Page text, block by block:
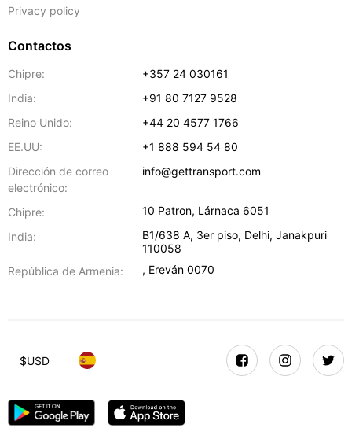
Privacy policy
Contactos
Chipre:
+357 24 030161
India:
+91 80 7127 9528
Reino Unido:
+44 20 4577 1766
EE.UU:
+1 888 594 54 80
Dirección de correo
electrónico:
info@gettransport.com
Chipre: 10 Patron, Lárnaca 6051
India:
B1/638 A, 3er piso, Delhi,Janakpuri
110058
República de Armenia:
, Ereván 0070
$USD